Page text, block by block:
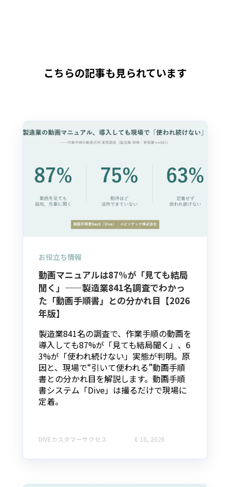
こちらの記事も見られています
お役立ち情報
動画マニュアルは87%が「見ても結局
聞く」——製造業841名調査でわかっ
た「動画手順書」との分かれ目【2026
年版】
製造業841名の調査で、作業手順の動画を
導入しても87%が「見ても結局聞く」、6
3%が「使われ続けない」実態が判明。原
因と、現場で“引いて使われる”動画手順
書との分かれ目を解説します。動画手順
書システム「Dive」は撮るだけで現場に
定着。
DIVEカスタマーサクセス 6 18, 2026